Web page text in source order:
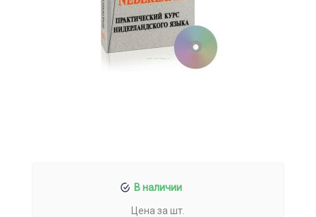
В наличии
Цена за шт.